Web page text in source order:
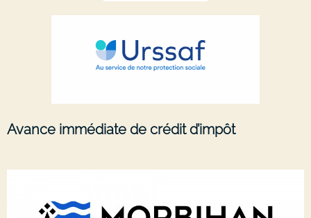
Avance immédiate de crédit d’impôt